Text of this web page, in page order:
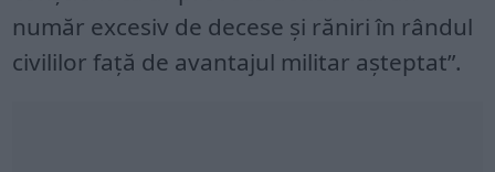
număr excesiv de decese și răniri în rândul
civililor față de avantajul militar așteptat”.